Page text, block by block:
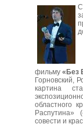
фильму «Без
Горновский,
картина
областного
Распутина»
совести и